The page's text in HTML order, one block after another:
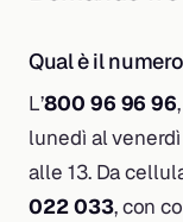
Qual è il
L’800 96 96 96
lunedì al
alle 13. Da
022 033, con